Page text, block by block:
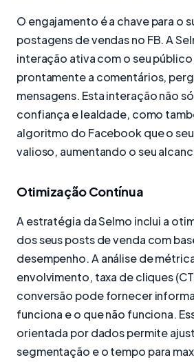
O engajamento é a chave para o
postagens de vendas no FB. A
interação ativa com o seu
prontamente a comentários,
mensagens. Esta interação não
confiança e lealdade, como
algoritmo do Facebook que o
valioso, aumentando o seu
Otimização Contínua
A estratégia da Selmo inclui a
dos seus posts de venda com
desempenho. A análise de
envolvimento, taxa de cliques
conversão pode fornecer
funciona e o que não funciona.
orientada por dados permite
segmentação e o tempo para